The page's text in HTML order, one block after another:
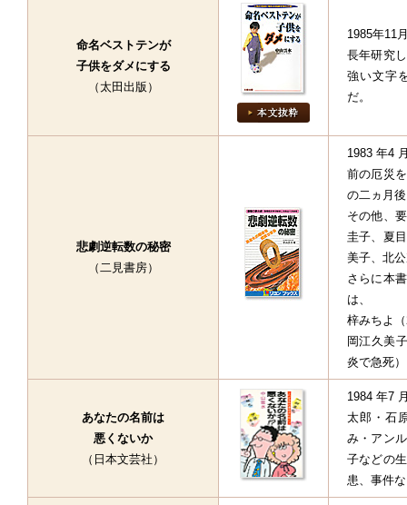
命名ベストテンが
子供をダメにする
（太田出版）
1985年11
長年研究
強い文字
だ。
悲劇逆転数の秘密
（二見書房）
1983 年4
前の厄災
の二ヵ月
その他、
圭子、夏
美子、北
さらに本
は、
梓みちよ
岡江久美
炎で急死）
あなたの名前は
悪くないか
（日本文芸社）
1984 年7
太郎・石
み・アン
子などの
患、事件